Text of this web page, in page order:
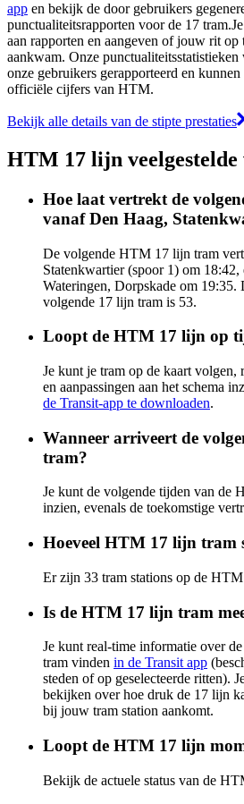
app en bekijk de door gebruikers
punctualiteitsrapporten voor de 17
aan rapporten en aangeven of jouw rit
aankwam. Onze
onze gebruikers gerapporteerd en
officiële cijfers van HTM.
Bekijk alle details van de stipte prestaties
HTM 17 lijn veelgestelde
Hoe laat vertrekt de
vanaf Den Haag,
De volgende HTM 17 lijn tram
Statenkwartier (spoor 1) om 18:42,
Wateringen, Dorpskade om 19:35.
volgende 17 lijn tram is 53.
Loopt de HTM 17 lijn op
Je kunt je tram op de kaart volgen,
en aanpassingen aan het schema
de Transit-app te downloaden.
Wanneer arriveert de
tram?
Je kunt de volgende tijden van de
inzien, evenals de toekomstige
Hoeveel HTM 17 lijn tram
Er zijn 33 tram stations op de
Is de HTM 17 lijn tram
Je kunt real-time informatie over
tram vinden in de Transit app
steden of op geselecteerde ritten).
bekijken over hoe druk de 17 lijn
bij jouw tram station aankomt.
Loopt de HTM 17 lijn
Bekijk de actuele status van de